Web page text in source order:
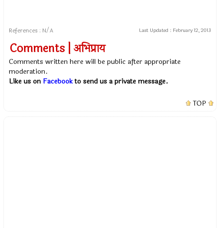
References : N/A Last Updated : February 12, 2013
Comments | अभिप्राय
Comments written here will be public after appropriate
moderation.
Like us on Facebookto send us a private message.
TOP